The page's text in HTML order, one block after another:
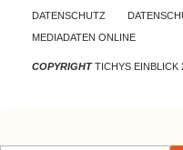
DATENSCHUTZ
MEDIADATEN ONLINE
COPYRIGHTTICHYS EINBLICK